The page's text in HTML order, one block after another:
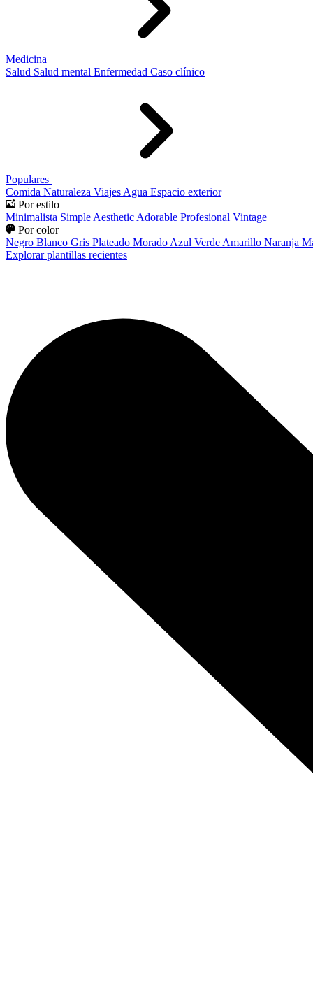
Medicina
Salud Salud mental Enfermedad Caso clínico
Populares
Comida Naturaleza Viajes Agua Espacio exterior
Por estilo
Minimalista Simple Aesthetic Adorable Profesional Vintage
Por color
Negro Blanco Gris Plateado Morado Azul Verde Amarillo Naranja
Explorar plantillas recientes